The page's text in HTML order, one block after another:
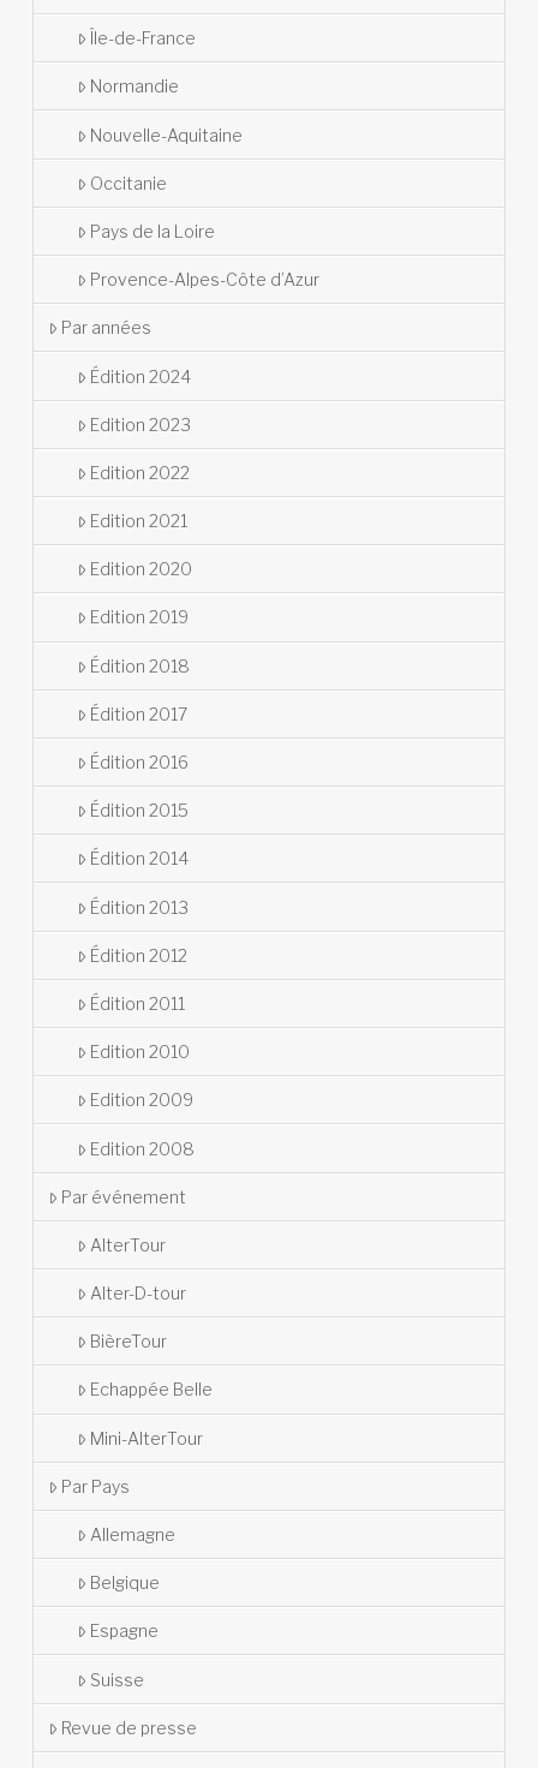
Île-de-France
Normandie
Nouvelle-Aquitaine
Occitanie
Pays de la Loire
Provence-Alpes-Côte d’Azur
Par années
Édition 2024
Edition 2023
Edition 2022
Edition 2021
Edition 2020
Edition 2019
Édition 2018
Édition 2017
Édition 2016
Édition 2015
Édition 2014
Édition 2013
Édition 2012
Édition 2011
Edition 2010
Edition 2009
Edition 2008
Par événement
AlterTour
Alter-D-tour
BièreTour
Echappée Belle
Mini-AlterTour
Par Pays
Allemagne
Belgique
Espagne
Suisse
Revue de presse